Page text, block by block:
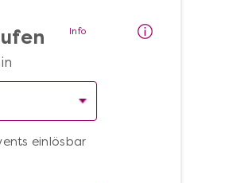
einlösbar
Info